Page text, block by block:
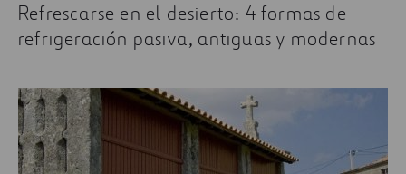
Refrescarse en el desierto: 4 formas de
refrigeración pasiva, antiguas y modernas